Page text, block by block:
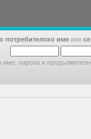
потребителско име или
име, парола и